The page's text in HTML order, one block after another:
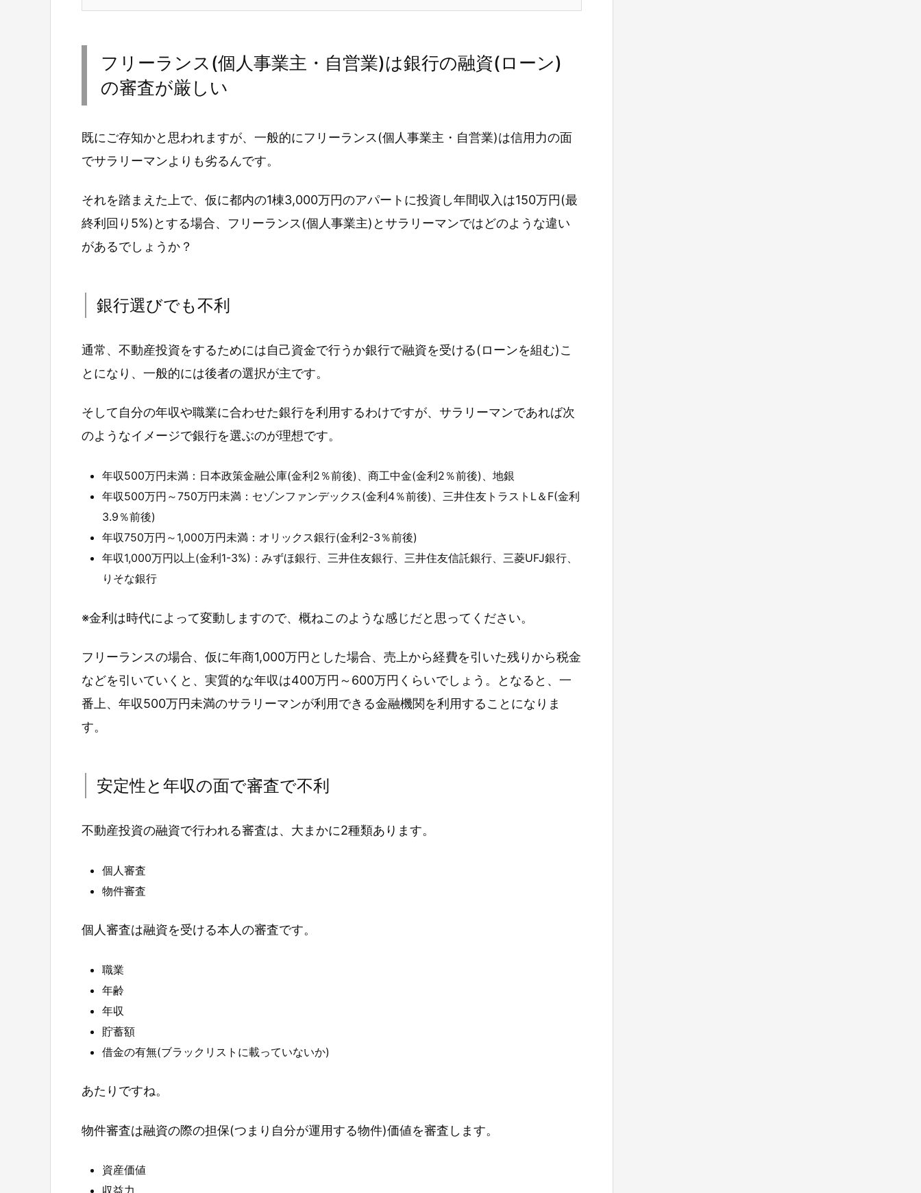
フリーランス(個人事業主・自営業)は銀行の融資(ローン)
の審査が厳しい
既にご存知かと思われますが、一般的にフリーランス(個人事業主・自営業)は信用力の面
でサラリーマンよりも劣るんです。
それを踏まえた上で、仮に都内の1棟3,000万円のアパートに投資し年間収入は150万円(最
終利回り5%)とする場合、フリーランス(個人事業主)とサラリーマンではどのような違い
があるでしょうか？
銀行選びでも不利
通常、不動産投資をするためには自己資金で行うか銀行で融資を受ける(ローンを組む)こ
とになり、一般的には後者の選択が主です。
そして自分の年収や職業に合わせた銀行を利用するわけですが、サラリーマンであれば次
のようなイメージで銀行を選ぶのが理想です。
年収500万円未満：日本政策金融公庫(金利2％前後)、商工中金(金利2％前後)、地銀
年収500万円～750万円未満：セゾンファンデックス(金利4％前後)、三井住友トラストL＆F(金利
3.9％前後)
年収750万円～1,000万円未満：オリックス銀行(金利2-3％前後)
年収1,000万円以上(金利1-3%)：みずほ銀行、三井住友銀行、三井住友信託銀行、三菱UFJ銀行、
りそな銀行
※金利は時代によって変動しますので、概ねこのような感じだと思ってください。
フリーランスの場合、仮に年商1,000万円とした場合、売上から経費を引いた残りから税金
などを引いていくと、実質的な年収は400万円～600万円くらいでしょう。となると、一
番上、年収500万円未満のサラリーマンが利用できる金融機関を利用することになりま
す。
安定性と年収の面で審査で不利
不動産投資の融資で行われる審査は、大まかに2種類あります。
個人審査
物件審査
個人審査は融資を受ける本人の審査です。
職業
年齢
年収
貯蓄額
借金の有無(ブラックリストに載っていないか)
あたりですね。
物件審査は融資の際の担保(つまり自分が運用する物件)価値を審査します。
資産価値